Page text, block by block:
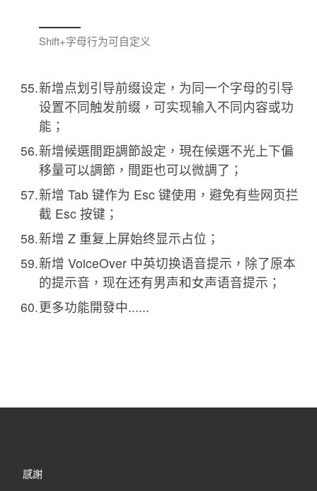
Shift+字母行为可自定义
新增点划引导前缀设定，为同一个字母的引导
设置不同触发前缀，可实现输入不同内容或功
能；
新增候選間距調節設定，現在候選不光上下偏
移量可以調節，間距也可以微調了；
新增 Tab 键作为 Esc 键使用 ， 避免有些网页拦
截 Esc 按键 ；
新增 Z 重复上屏始终显示占位 ；
新增 VoiceOver 中英切换语音提示 ， 除了原本
的提示音 ， 现在还有男声和女声语音提示 ；
更多功能開發中......
感謝